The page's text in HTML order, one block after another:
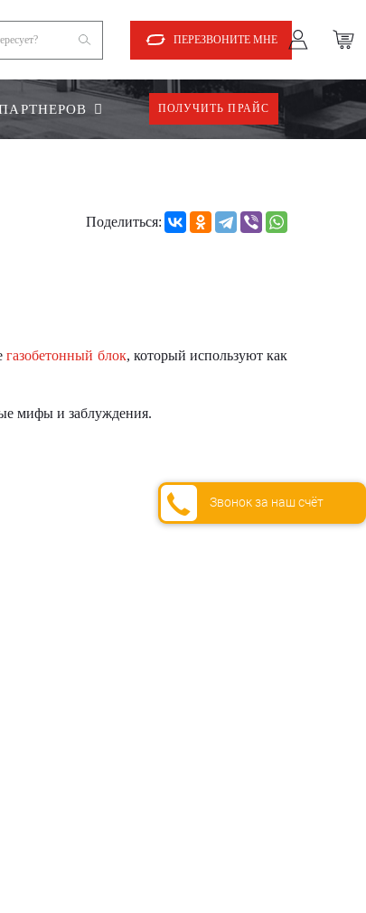
ПЕРЕЗВОНИТЕ МНЕ
ПОЛУЧИТЬ ПРАЙС
Поделиться:
газобетонный блок, который используют как
мифы и заблуждения.
Звонок за наш счёт